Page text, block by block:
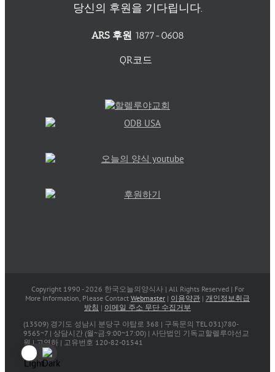
당신의 후원을 기다립니다.
ARS 후원 1877-0608
QR코드
Copyright 1990 - 2026 한국오늘의양식사 | All Rights Reserved | For
More Information, Please Contact Webmaster | 이용약관 | 개인정보취급
방침 | 이메일 주소 무단 수집거부
(13509) 경기도 성남시 분당구 야탑로 368 | 구독문의 TEL 031)780-
9565~7 | 상담시간 (월~금:9:00~17:00) | 사단법인 기독교할렐루야선교
원 | 고영하 | 고유번호 120-82-01541